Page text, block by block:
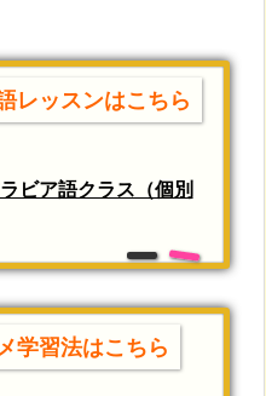
レッスンはこちら
ビア語クラス（個別
学習法はこちら